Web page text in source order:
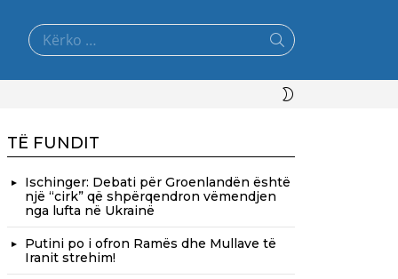
Search
for:
TË FUNDIT
Ischinger: Debati për Groenlandën është
një “cirk” që shpërqendron vëmendjen
nga lufta në Ukrainë
Putini po i ofron Ramës dhe Mullave të
Iranit strehim!